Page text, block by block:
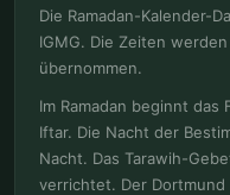
Die Ramadan-Kalender-
IGMG. Die Zeiten
übernommen.
Im Ramadan beginnt
Iftar. Die Nacht der
Nacht. Das Tarawih-
verrichtet. Der